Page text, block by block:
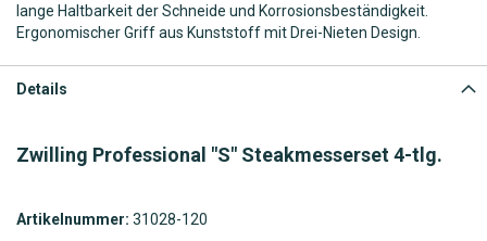
lange Haltbarkeit der Schneide und Korrosionsbeständigkeit.
Ergonomischer Griff aus Kunststoff mit Drei-Nieten Design.
Details
Zwilling Professional "S" Steakmesserset 4-tlg.
Artikelnummer: 31028-120